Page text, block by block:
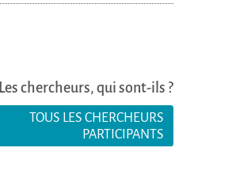
Les chercheurs, qui sont-ils ?
TOUS LES CHERCHEURS
PARTICIPANTS